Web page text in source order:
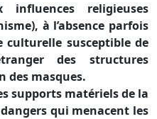
religieuses
à l’absence parfois
culturelle susceptible de
des structures
des masques.
supports matériels de la
qui menacent les